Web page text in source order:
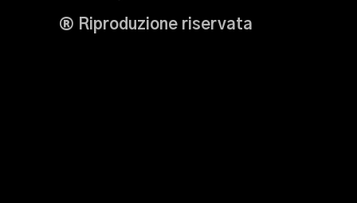
® Riproduzione riservata